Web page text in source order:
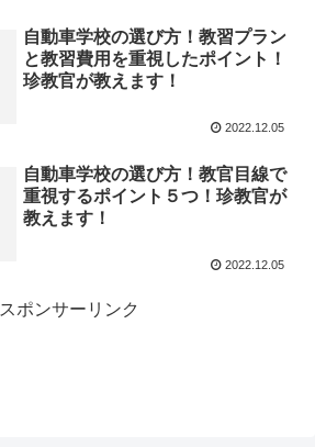
自動車学校の選び方！教習プラン
と教習費用を重視したポイント！
珍教官が教えます！
2022.12.05
自動車学校の選び方！教官目線で
重視するポイント５つ！珍教官が
教えます！
2022.12.05
スポンサーリンク